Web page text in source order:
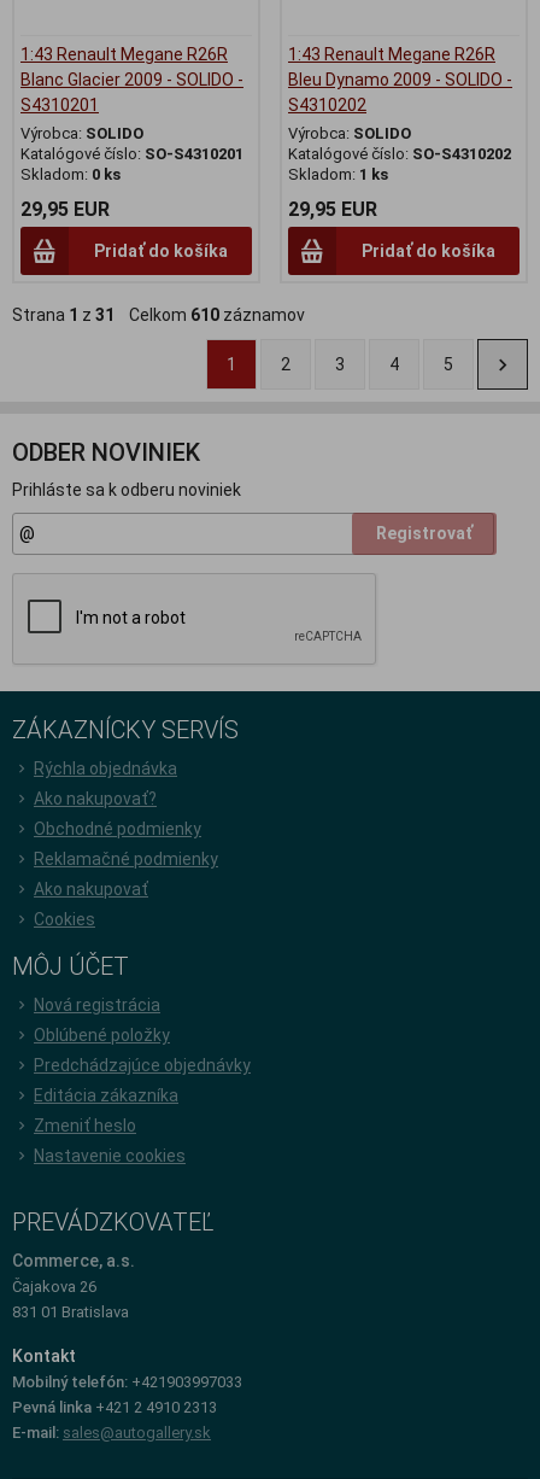
1:43 Renault Megane R26R
Blanc Glacier 2009 - SOLIDO -
S4310201
Výrobca: SOLIDO
Katalógové číslo: SO-S4310201
Skladom: 0 ks
29,95 EUR
Pridať do košíka
1:43 Renault Megane R26R
Bleu Dynamo 2009 - SOLIDO -
S4310202
Výrobca: SOLIDO
Katalógové číslo: SO-S4310202
Skladom: 1 ks
29,95 EUR
Pridať do košíka
Strana 1 z 31 Celkom 610 záznamov
1 2 3 4 5
ODBER NOVINIEK
Prihláste sa k odberu noviniek
Registrovať
ZÁKAZNÍCKY SERVÍS
Rýchla objednávka
Ako nakupovať?
Obchodné podmienky
Reklamačné podmienky
Ako nakupovať
Cookies
MÔJ ÚČET
Nová registrácia
Oblúbené položky
Predchádzajúce objednávky
Editácia zákazníka
Zmeniť heslo
Nastavenie cookies
PREVÁDZKOVATEĽ
Commerce, a.s.
Čajakova 26
831 01 Bratislava
Kontakt
Mobilný telefón: +421903997033
Pevná linka +421 2 4910 2313
E-mail: sales@autogallery.sk